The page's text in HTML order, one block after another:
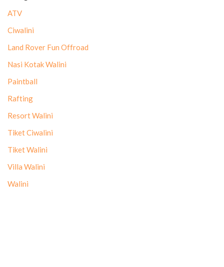
ATV
Ciwalini
Land Rover Fun Offroad
Nasi Kotak Walini
Paintball
Rafting
Resort Walini
Tiket Ciwalini
Tiket Walini
Villa Walini
Walini